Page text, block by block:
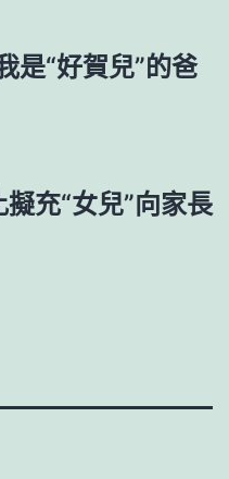
是“好賀兒”的爸
充“女兒”向家長